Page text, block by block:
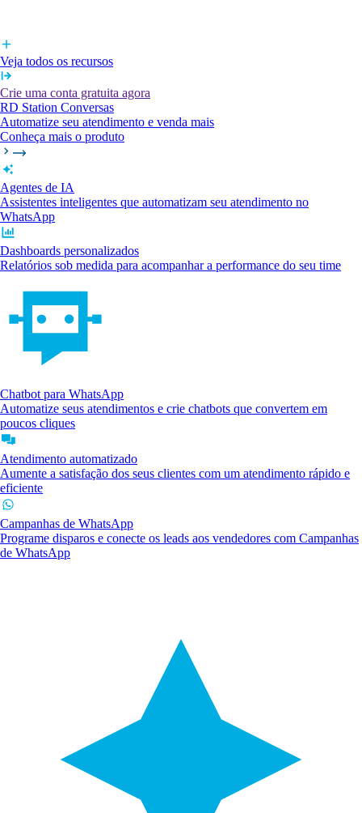
Veja todos os recursos
Crie uma conta gratuita agora
RD Station Conversas
Automatize seu atendimento e venda mais
Conheça mais o produto
Agentes de IA
Assistentes inteligentes que automatizam seu atendimento no
WhatsApp
Dashboards personalizados
Relatórios sob medida para acompanhar a performance do seu time
Chatbot para WhatsApp
Automatize seus atendimentos e crie chatbots que convertem em
poucos cliques
Atendimento automatizado
Aumente a satisfação dos seus clientes com um atendimento rápido e
eficiente
Campanhas de WhatsApp
Programe disparos e conecte os leads aos vendedores com Campanhas
de WhatsApp